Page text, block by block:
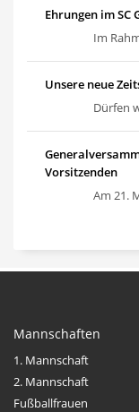
Ehrungen im SC
Im
Unsere neue
Dürfen
Vorsitzenden
Am 21.
Mannschaften
1. Mannschaft
2. Mannschaft
Fußballfrauen